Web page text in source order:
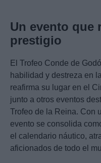
Un evento que
prestigio
El Trofeo Conde de
habilidad y destreza en
reafirma su lugar en el
junto a otros eventos
Trofeo de la Reina. Con
evento se consolida
el calendario náutico,
aficionados de todo el